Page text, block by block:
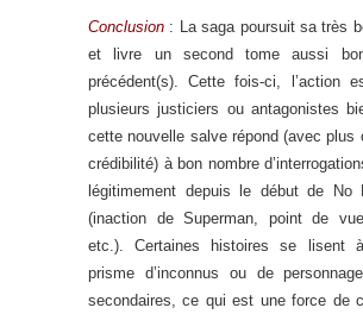
Conclusion : La saga poursuit sa très
et livre un second tome aussi
précédent(s). Cette fois-ci, l’action
plusieurs justiciers ou antagonistes
cette nouvelle salve répond (avec plus
crédibilité) à bon nombre
légitimement depuis le début de No
(inaction de Superman, point de
etc.). Certaines histoires se lisent
prisme d’inconnus ou de
secondaires, ce qui est une force de